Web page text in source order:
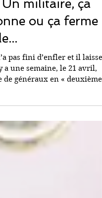
Un militaire, ça
ou ça ferme
pas fini d’enfler et il
a une semaine, le 21 avril,